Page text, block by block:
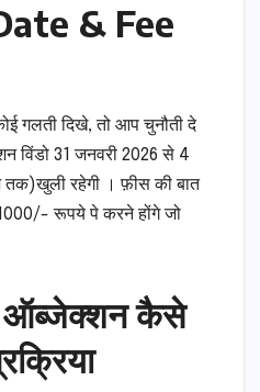
& Fee
गलती दिखे, तो आप चुनौती दे
विंडो 31 जनवरी 2026 से 4
तक)खुली रहेगी । फ़ीस की बात
रूपये पे करने होंगे जो
ऑब्जेक्शन कैसे